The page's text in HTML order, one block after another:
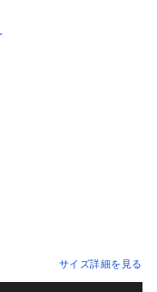
サイズ詳細を見る